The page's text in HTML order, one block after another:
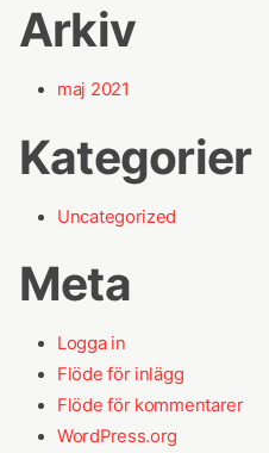
Arkiv
maj 2021
Kategorier
Uncategorized
Meta
Logga in
Flöde för inlägg
Flöde för kommentarer
WordPress.org